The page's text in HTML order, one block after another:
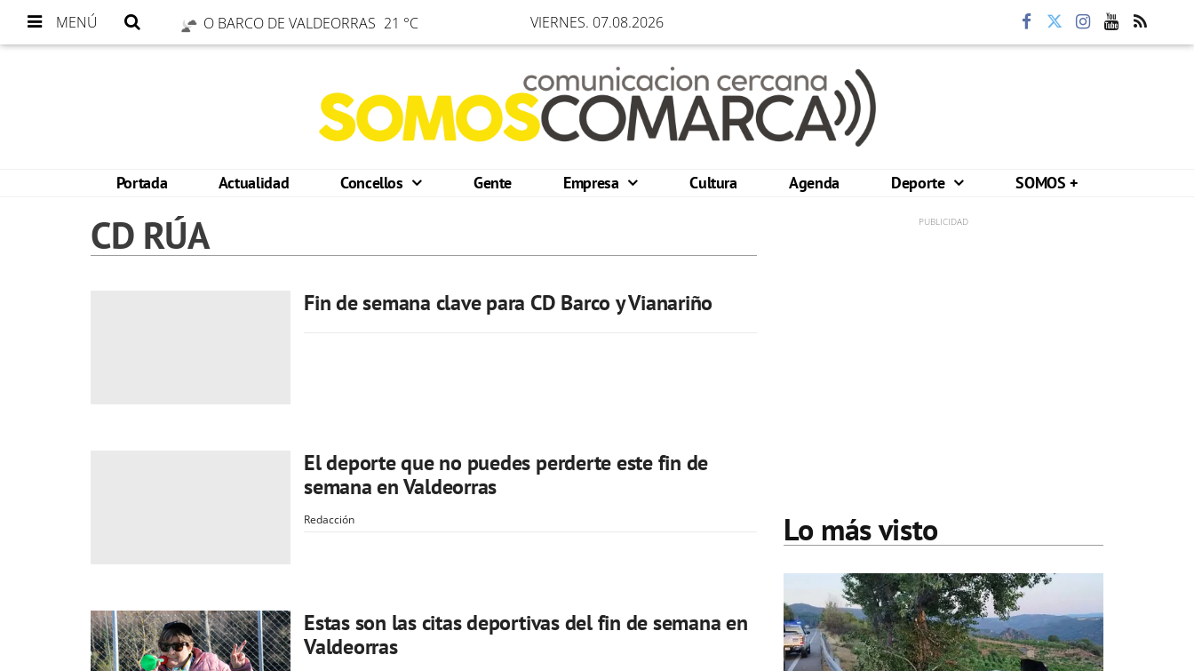
MENÚ O BARCO DE VALDEORRAS 21 °C VIERNES. 07.08.2026
Portada Actualidad Concellos Gente Empresa Cultura Agenda Deporte SOMOS +
CD RÚA
Fin de semana clave para CD Barco y Vianariño
El deporte que no puedes perderte este fin de
semana en Valdeorras
Redacción
Estas son las citas deportivas del fin de semana en
Valdeorras
Lo más visto